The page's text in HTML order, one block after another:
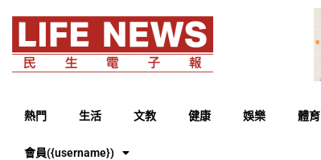
熱門 生活 文教 健康 娛樂 體育
會員({username})